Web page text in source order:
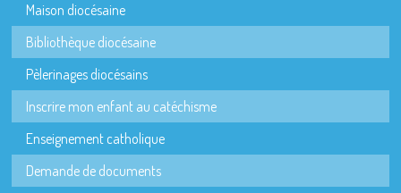
Maison diocésaine
Bibliothèque diocésaine
Pèlerinages diocésains
Inscrire mon enfant au catéchisme
Enseignement catholique
Demande de documents